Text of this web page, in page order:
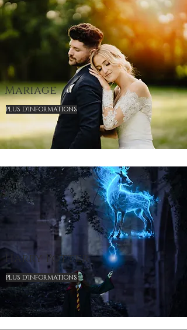
Mariage
PLUS D'INFORMATIONS
Harry Potter
PLUS D'INFORMATIONS